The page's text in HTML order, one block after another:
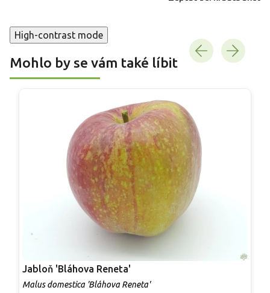
High-contrast mode
Mohlo by se vám také líbit
Jabloň 'Bláhova Reneta'
Malus domestica 'Bláhova Reneta'